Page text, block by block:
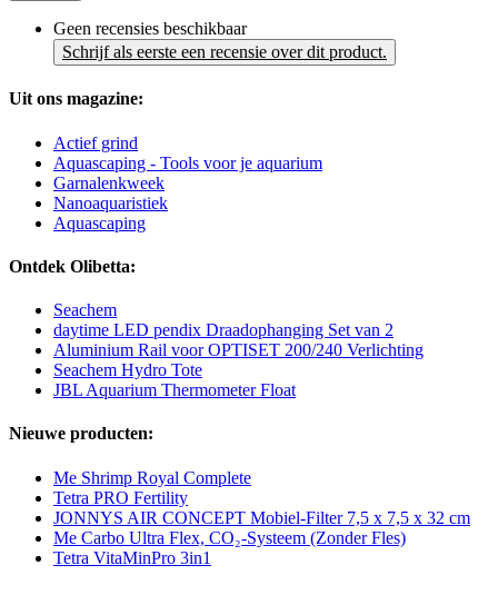
Geen recensies beschikbaar
Schrijf als eerste een recensie over dit product.
Uit ons magazine:
Actief grind
Aquascaping - Tools voor je aquarium
Garnalenkweek
Nanoaquaristiek
Aquascaping
Ontdek Olibetta:
Seachem
daytime LED pendix Draadophanging Set van 2
Aluminium Rail voor OPTISET 200/240 Verlichting
Seachem Hydro Tote
JBL Aquarium Thermometer Float
Nieuwe producten:
Me Shrimp Royal Complete
Tetra PRO Fertility
JONNYS AIR CONCEPT Mobiel-Filter 7,5 x 7,5 x 32 cm
Me Carbo Ultra Flex, CO₂-Systeem (Zonder Fles)
Tetra VitaMinPro 3in1